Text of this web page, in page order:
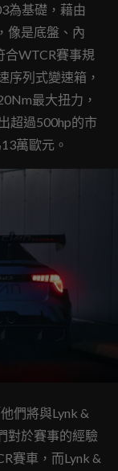
為基礎，藉由
像是底盤、內
合WTCR賽事規
序列式變速箱，
最大扭力，
超過500hp的市
萬歐元。
們將與Lynk &
對於賽事的經驗
賽車，而Lynk &